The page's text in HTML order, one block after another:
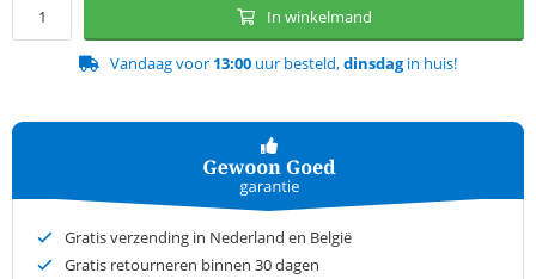
In winkelmand
Vandaag voor 13:00 uur besteld,dinsdagin huis!
Gratis verzending in Nederland en België
Gratis retourneren binnen 30 dagen